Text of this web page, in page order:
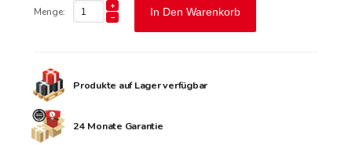
Menge: In Den Warenkorb
Produkte auf Lager verfügbar
24 Monate Garantie